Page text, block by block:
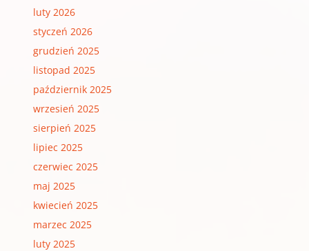
luty 2026
styczeń 2026
grudzień 2025
listopad 2025
październik 2025
wrzesień 2025
sierpień 2025
lipiec 2025
czerwiec 2025
maj 2025
kwiecień 2025
marzec 2025
luty 2025